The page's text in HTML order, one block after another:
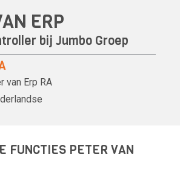
ERP
bij Jumbo Groep
van Erp RA
FUNCTIES PETER VAN